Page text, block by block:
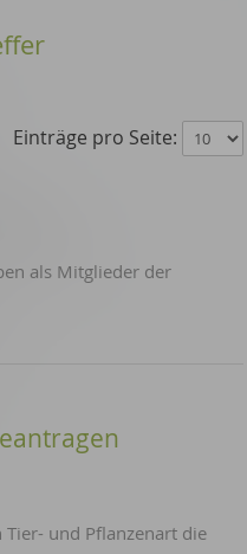
Einträge pro Seite:
als Mitglieder der
Tier- und Pflanzenart die